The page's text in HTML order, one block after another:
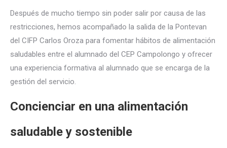
Después de mucho tiempo sin poder salir por causa de las
restricciones, hemos acompañado la salida de la Pontevan
del CIFP Carlos Oroza para fomentar hábitos de alimentación
saludables entre el alumnado del CEP Campolongo y ofrecer
una experiencia formativa al alumnado que se encarga de la
gestión del servicio.
Concienciar en una alimentación
saludable y sostenible